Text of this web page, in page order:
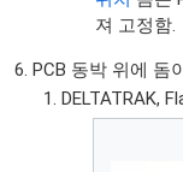
져 고정함.
PCB 동박 위에 돔
DELTATRAK,